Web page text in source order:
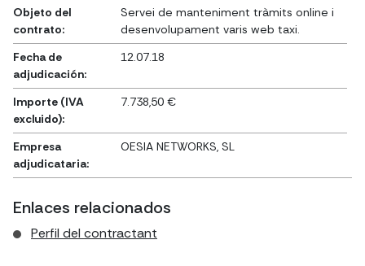
Objeto del
contrato:
Servei de manteniment tràmits online i
desenvolupament varis web taxi.
Fecha de
adjudicación:
12.07.18
Importe (IVA
excluido):
7.738,50 €
Empresa
adjudicataria:
OESIA NETWORKS, SL
Enlaces relacionados
Perfil del contractant